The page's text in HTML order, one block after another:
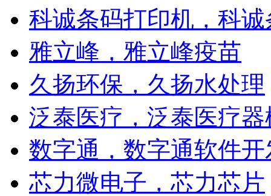
科诚条码打印机，科
雅立峰，雅立峰疫苗
久扬环保，久扬水处理
泛泰医疗，泛泰医疗器
数字通，数字通软件
芯力微电子，芯力芯片